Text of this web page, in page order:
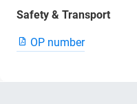
Safety & Transport
OP number